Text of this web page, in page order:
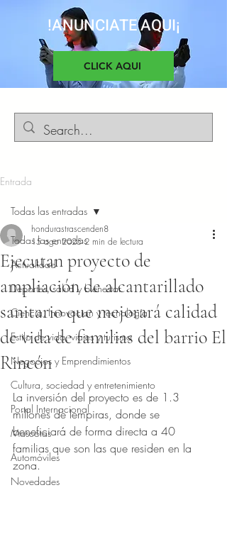
!ANUNCIATE AQUI¡
CLICK AQUI
Entrada
Todas las entradas
Actualidad
Deportes, salud y bienestar
Ciencia, Innovacion y tecnología
Estilo de vida, viajes y turismo
Negocios y Emprendimientos
Cultura, sociedad y entretenimiento
Portal Internacional
Mascotas
Automóviles
Novedades
Todas las entradas
Ejecutan proyecto de
ampliación de alcantarillado
sanitario que mejorará calidad
de vida de familias del barrio El
Rincón
hondurastrascenden8
15 ago 2025 2 min de lectura
Obtuvo NaN de 5 estrellas.
La inversión del proyecto es de 1.3
millones de lempiras, donde se
beneficiará de forma directa a 40
familias que son las que residen en la
zona.